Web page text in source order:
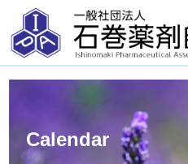
Calendar